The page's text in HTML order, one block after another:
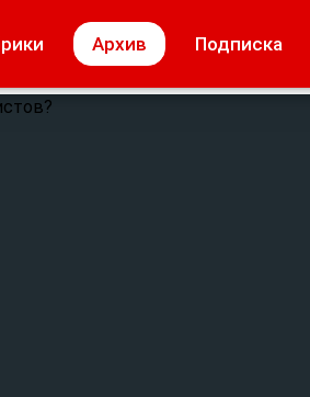
Архив Подписка
МОЁ! Плюс Липецк
Образование + карьера